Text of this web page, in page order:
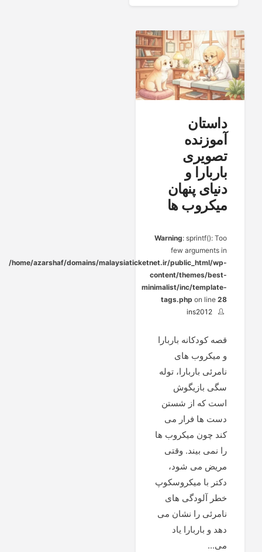
داستان
آموزنده
تصویری
باربارا و
دنیای پنهان
میکروب ها
Warning: sprintf(): Too
few arguments in
/home/azarshaf/domains/malaysiaticketnet.ir/public_html/wp-
content/themes/best-
minimalist/inc/template-
tags.php on line 28
ins2012
قصه کودکانه باربارا
و میکروب های
نامرئی باربارا، توله
سگی بازیگوش
است که از شستن
دست ها فرار می
کند چون میکروب ها
را نمی بیند. وقتی
مریض می شود،
دکتر با میکروسکوپ
خطر آلودگی های
نامرئی را نشان می
دهد و باربارا یاد
می...